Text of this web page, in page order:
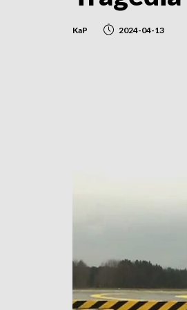
KaP 2024-04-13